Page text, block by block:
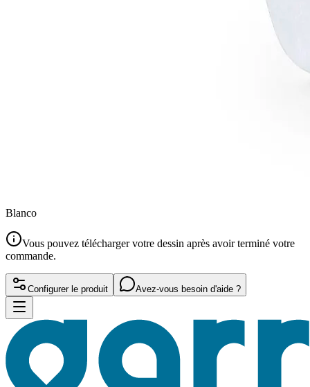
Blanco
Vous pouvez télécharger votre dessin après avoir terminé votre
commande.
Configurer le produit Avez-vous besoin d'aide ?